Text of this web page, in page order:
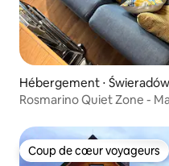
Hébergement ⋅
Rosmarino Quiet Zone -
Coup de cœur voyageurs
Coup de cœur voyageurs